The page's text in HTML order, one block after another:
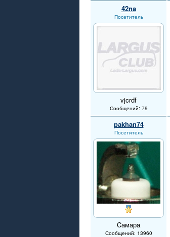
42na
Посетитель
vjcrdf
Сообщений: 79
pakhan74
Посетитель
Cамара
Сообщений: 13960